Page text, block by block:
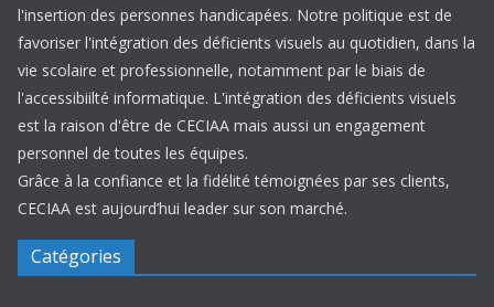
l'insertion des personnes handicapées. Notre politique est de
favoriser l'intégration des déficients visuels au quotidien, dans la
vie scolaire et professionnelle, notamment par le biais de
l'accessibiilté informatique. L'intégration des déficients visuels
est la raison d'être de CECIAA mais aussi un engagement
personnel de toutes les équipes.
Grâce à la confiance et la fidélité témoignées par ses clients,
CECIAA est aujourd’hui leader sur son marché.
Catégories